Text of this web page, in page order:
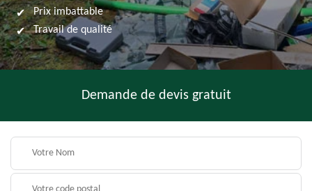
Prix imbattable
Travail de qualité
Demande de devis gratuit